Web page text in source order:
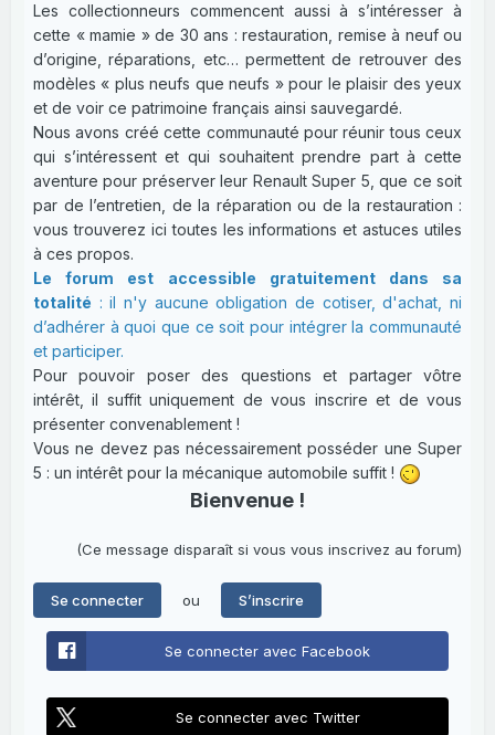
Les collectionneurs commencent aussi à s’intéresser à
cette « mamie » de 30 ans : restauration, remise à neuf ou
d’origine, réparations, etc… permettent de retrouver des
modèles « plus neufs que neufs » pour le plaisir des yeux
et de voir ce patrimoine français ainsi sauvegardé.
Nous avons créé cette communauté pour réunir tous ceux
qui s’intéressent et qui souhaitent prendre part à cette
aventure pour préserver leur Renault Super 5, que ce soit
par de l’entretien, de la réparation ou de la restauration :
vous trouverez ici toutes les informations et astuces utiles
à ces propos.
Le forum est accessible gratuitement dans sa
totalité : il n'y aucune obligation de cotiser, d'achat, ni
d’adhérer à quoi que ce soit pour intégrer la communauté
et participer.
Pour pouvoir poser des questions et partager vôtre
intérêt, il suffit uniquement de vous inscrire et de vous
présenter convenablement !
Vous ne devez pas nécessairement posséder une Super
5 : un intérêt pour la mécanique automobile suffit !
Bienvenue !
(Ce message disparaît si vous vous inscrivez au forum)
Se connecter ou S’inscrire
Se connecter avec Facebook
Se connecter avec Twitter